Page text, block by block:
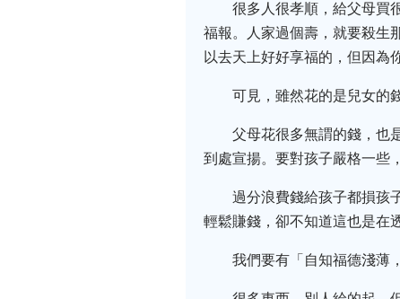
很多人很孝順，給父母買
福報。人家過個壽，就要殺生
以去天上好好享福的，但因為
可見，雖然花的是兒女的
父母花很多無謂的錢，也
到處宣揚。要對孩子嚴格一些
過分浪費錢給孩子都損孩
輕鬆賺錢，卻不知道這也是在
我們要有「自知福德淺薄